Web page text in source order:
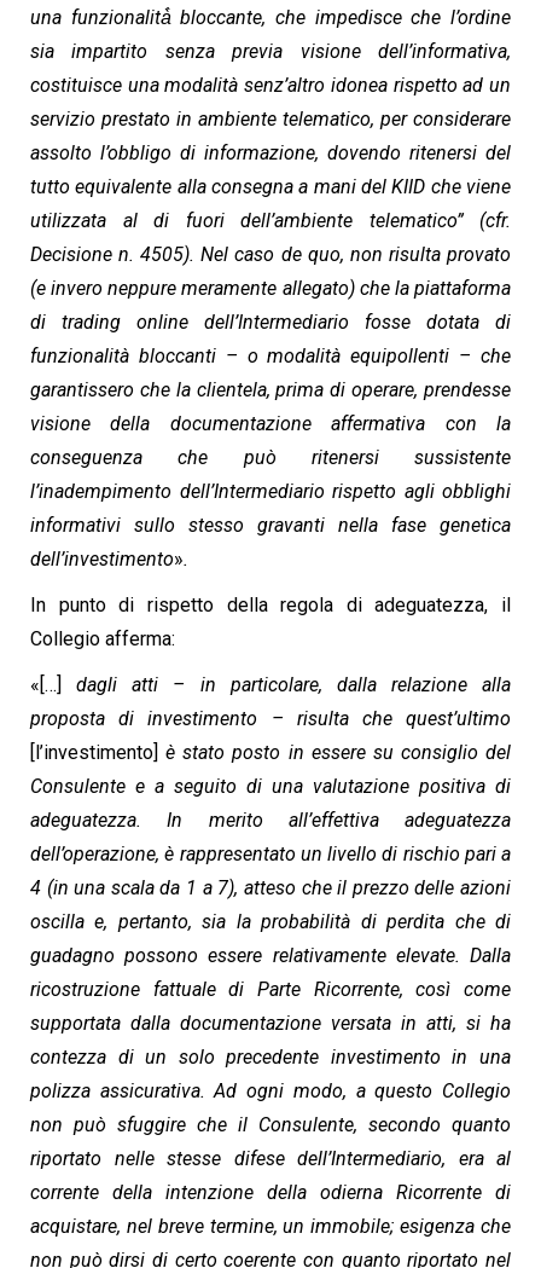
una funzionalità̀ bloccante, che impedisce che l’ordine
sia impartito senza previa visione dell’informativa,
costituisce una modalità senz’altro idonea rispetto ad un
servizio prestato in ambiente telematico, per considerare
assolto l’obbligo di informazione, dovendo ritenersi del
tutto equivalente alla consegna a mani del KIID che viene
utilizzata al di fuori dell’ambiente telematico” (cfr.
Decisione n. 4505). Nel caso de quo, non risulta provato
(e invero neppure meramente allegato) che la piattaforma
di trading online dell’Intermediario fosse dotata di
funzionalità bloccanti – o modalità equipollenti – che
garantissero che la clientela, prima di operare, prendesse
visione della documentazione affermativa con la
conseguenza che può ritenersi sussistente
l’inadempimento dell’Intermediario rispetto agli obblighi
informativi sullo stesso gravanti nella fase genetica
dell’investimento».
In punto di rispetto della regola di adeguatezza, il
Collegio afferma:
«[…]dagli atti – in particolare, dalla relazione alla
proposta di investimento – risulta che quest’ultimo
[l’investimento] è stato posto in essere su consiglio del
Consulente e a seguito di una valutazione positiva di
adeguatezza. In merito all’effettiva adeguatezza
dell’operazione, è rappresentato un livello di rischio pari a
4 (in una scala da 1 a 7), atteso che il prezzo delle azioni
oscilla e, pertanto, sia la probabilità di perdita che di
guadagno possono essere relativamente elevate. Dalla
ricostruzione fattuale di Parte Ricorrente, così come
supportata dalla documentazione versata in atti, si ha
contezza di un solo precedente investimento in una
polizza assicurativa. Ad ogni modo, a questo Collegio
non può sfuggire che il Consulente, secondo quanto
riportato nelle stesse difese dell’Intermediario, era al
corrente della intenzione della odierna Ricorrente di
acquistare, nel breve termine, un immobile; esigenza che
non può dirsi di certo coerente con quanto riportato nel